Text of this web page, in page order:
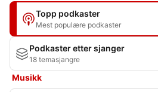
Topp podkaster
Mest populære podkaster
Podkaster etter sjanger
18 temasjangre
Musikk